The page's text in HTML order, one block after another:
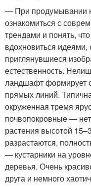
— При продумывании
ознакомиться с
трендами и понять,
вдохновиться
приглянувшиеся
естественность.
ландшафт формирует
прямых линий.
окруженная тремя
почвопокровные —
растения высотой
разрастаются,
— кустарники на
деревья. Очень
друга и немного